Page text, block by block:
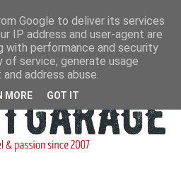
Google to deliver its services
IP address and user-agent are
with performance and security
service, generate usage
address abuse.
MORE GOT IT